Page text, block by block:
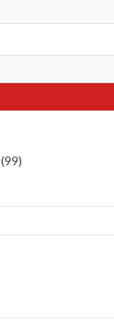
(99)